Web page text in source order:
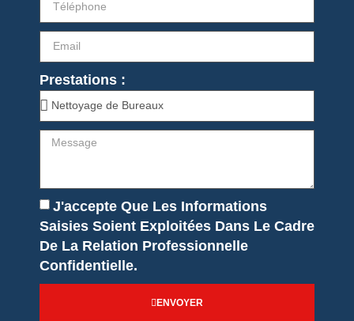
Prestations :
J'accepte Que Les Informations
Saisies Soient Exploitées Dans Le Cadre
De La Relation Professionnelle
Confidentielle.
ENVOYER